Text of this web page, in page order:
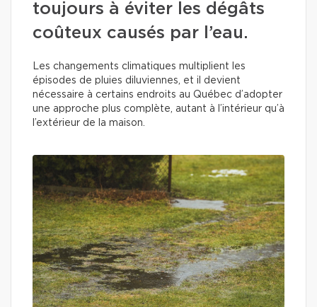
toujours à éviter les dégâts
coûteux causés par l’eau.
Les changements climatiques multiplient les
épisodes de pluies diluviennes, et il devient
nécessaire à certains endroits au Québec d’adopter
une approche plus complète, autant à l’intérieur qu’à
l’extérieur de la maison.